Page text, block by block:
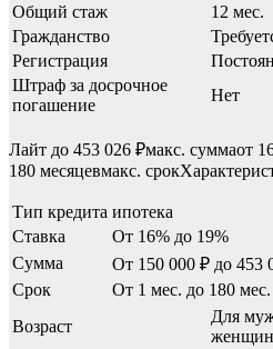
Общий стаж
12 мес.
Гражданство
Регистрация
Штраф за досрочное
погашение
Нет
Лайт до 453 026 ₽макс. суммаот
180 месяцевмакс.
Тип кредита ипотека
Ставка
От 16% до 19%
Сумма
От 150 000 ₽ до 453
Срок
От 1 мес. до 180 мес.
Возраст
Для